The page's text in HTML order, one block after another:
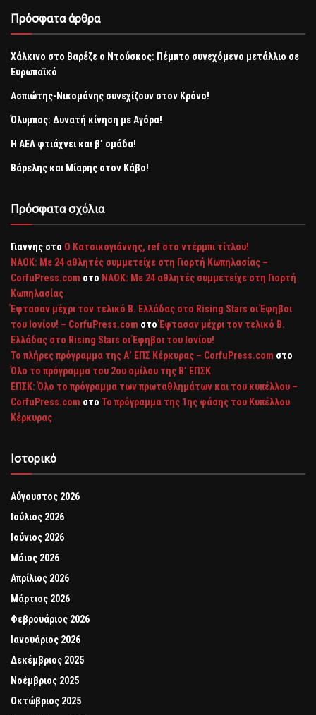
Πρόσφατα άρθρα
Χάλκινο στο Βαρέζε ο Ντούσκος: Πέμπτο συνεχόμενο μετάλλιο σε
Ευρωπαϊκό
Aσπιώτης-Νικομάνης συνεχίζουν στον Κρόνο!
Όλυμπος: Δυνατή κίνηση με Αγόρα!
H AEΛ φτιάχνει και β’ ομάδα!
Βάρελης και Μίαρης στον Κάβο!
Πρόσφατα σχόλια
Γιαννης στο Ο Κατσικογιάννης, ref στο ντέρμπι τίτλου!
ΝΑΟΚ: Με 24 αθλητές συμμετείχε στη Γιορτή Κωπηλασίας –
CorfuPress.com στο ΝΑΟΚ: Με 24 αθλητές συμμετείχε στη Γιορτή
Κωπηλασίας
Έφτασαν μέχρι τον τελικό Β. Ελλάδας στο Rising Stars οι Έφηβοι
του Ιονίου! – CorfuPress.com στοΈφτασαν μέχρι τον τελικό Β.
Ελλάδας στο Rising Stars οι Έφηβοι του Ιονίου!
Το πλήρες πρόγραμμα της Α’ ΕΠΣ Κέρκυρας – CorfuPress.com στο
Όλο το πρόγραμμα του 2ου ομίλου της Β’ ΕΠΣΚ
ΕΠΣΚ: Όλο το πρόγραμμα των πρωταθλημάτων και του κυπέλλου –
CorfuPress.com στο Το πρόγραμμα της 1ης φάσης του Κυπέλλου
Κέρκυρας
Ιστορικό
Αύγουστος 2026
Ιούλιος 2026
Ιούνιος 2026
Μάιος 2026
Απρίλιος 2026
Μάρτιος 2026
Φεβρουάριος 2026
Ιανουάριος 2026
Δεκέμβριος 2025
Νοέμβριος 2025
Οκτώβριος 2025